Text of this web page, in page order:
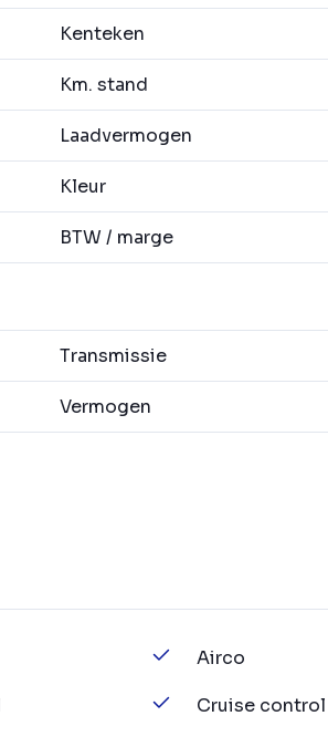
Kenteken
Km. stand
Laadvermogen
Kleur
BTW / marge
Transmissie
Vermogen
Airco
Cruise control